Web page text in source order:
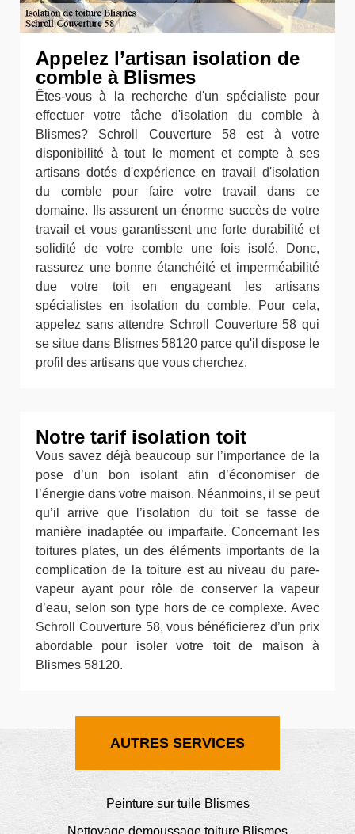
Appelez l’artisan isolation de
comble à Blismes
Êtes-vous à la recherche d'un spécialiste pour
effectuer votre tâche d'isolation du comble à
Blismes? Schroll Couverture 58 est à votre
disponibilité à tout le moment et compte à ses
artisans dotés d'expérience en travail d'isolation
du comble pour faire votre travail dans ce
domaine. Ils assurent un énorme succès de votre
travail et vous garantissent une forte durabilité et
solidité de votre comble une fois isolé. Donc,
rassurez une bonne étanchéité et imperméabilité
due votre toit en engageant les artisans
spécialistes en isolation du comble. Pour cela,
appelez sans attendre Schroll Couverture 58 qui
se situe dans Blismes 58120 parce qu'il dispose le
profil des artisans que vous cherchez.
Notre tarif isolation toit
Vous savez déjà beaucoup sur l’importance de la
pose d’un bon isolant afin d’économiser de
l’énergie dans votre maison. Néanmoins, il se peut
qu’il arrive que l’isolation du toit se fasse de
manière inadaptée ou imparfaite. Concernant les
toitures plates, un des éléments importants de la
complication de la toiture est au niveau du pare-
vapeur ayant pour rôle de conserver la vapeur
d’eau, selon son type hors de ce complexe. Avec
Schroll Couverture 58, vous bénéficierez d’un prix
abordable pour isoler votre toit de maison à
Blismes 58120.
AUTRES SERVICES
Peinture sur tuile Blismes
Nettoyage demoussage toiture Blismes